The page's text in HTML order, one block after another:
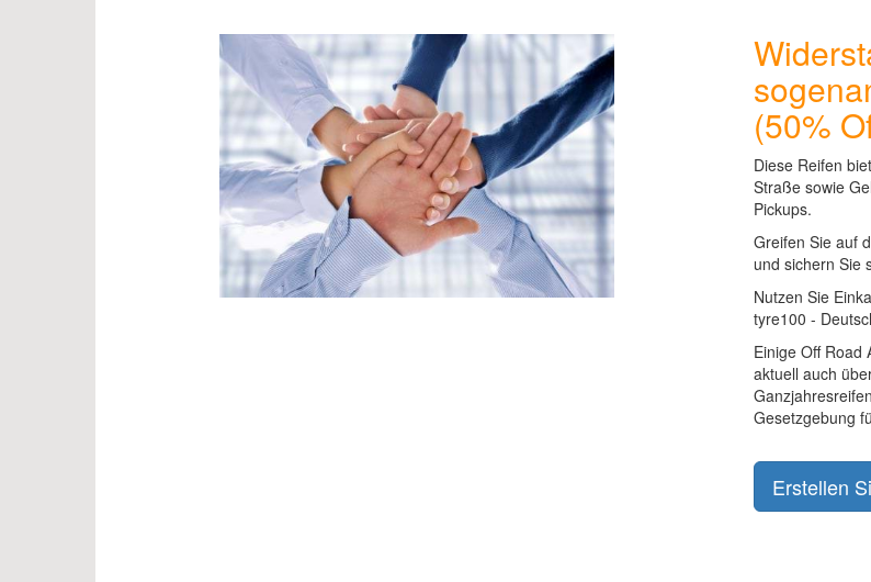
(50%
Diese Reifen
Straße sowie
Pickups.
Greifen Sie auf
und sichern Sie
Nutzen Sie
tyre100 -
Einige Off Road
aktuell auch
Gesetzgebung
Erstellen